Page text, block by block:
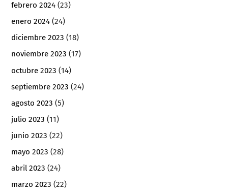
febrero 2024 (23)
enero 2024 (24)
diciembre 2023 (18)
noviembre 2023 (17)
octubre 2023 (14)
septiembre 2023 (24)
agosto 2023 (5)
julio 2023 (11)
junio 2023 (22)
mayo 2023 (28)
abril 2023 (24)
marzo 2023 (22)